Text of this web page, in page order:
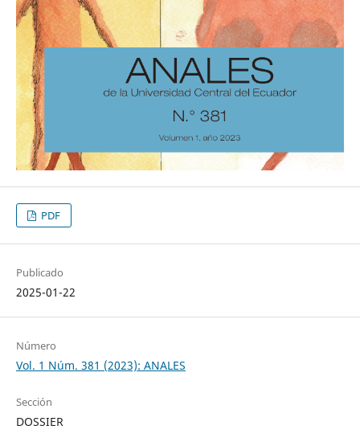
PDF
Publicado
2025-01-22
Número
Vol. 1 Núm. 381 (2023): ANALES
Sección
DOSSIER